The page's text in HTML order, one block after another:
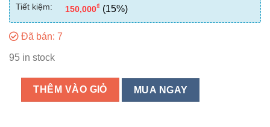
Tiết kiệm: 150,000₫ (15%)
Đã bán: 7
95 in stock
THÊM VÀO GIỎ MUA NGAY